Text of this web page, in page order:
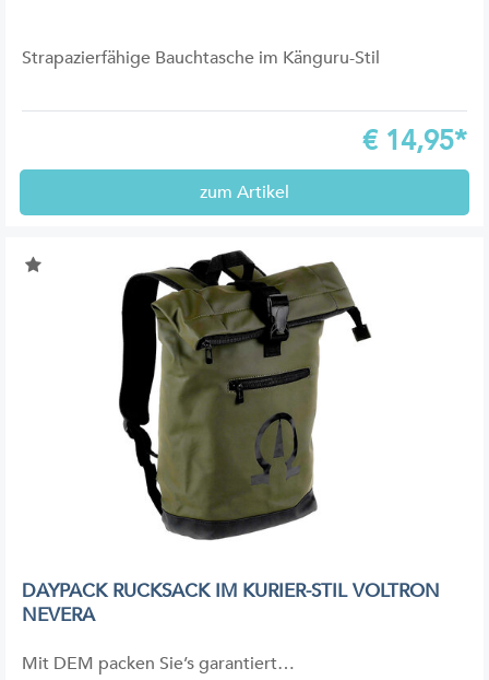
Strapazierfähige Bauchtasche im Känguru-Stil
€ 14,95*
zum Artikel
DAYPACK RUCKSACK IM KURIER-STIL VOLTRON
NEVERA
Mit DEM packen Sie’s garantiert…